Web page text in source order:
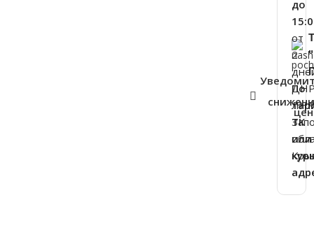
до
от
2
По
ТК
или